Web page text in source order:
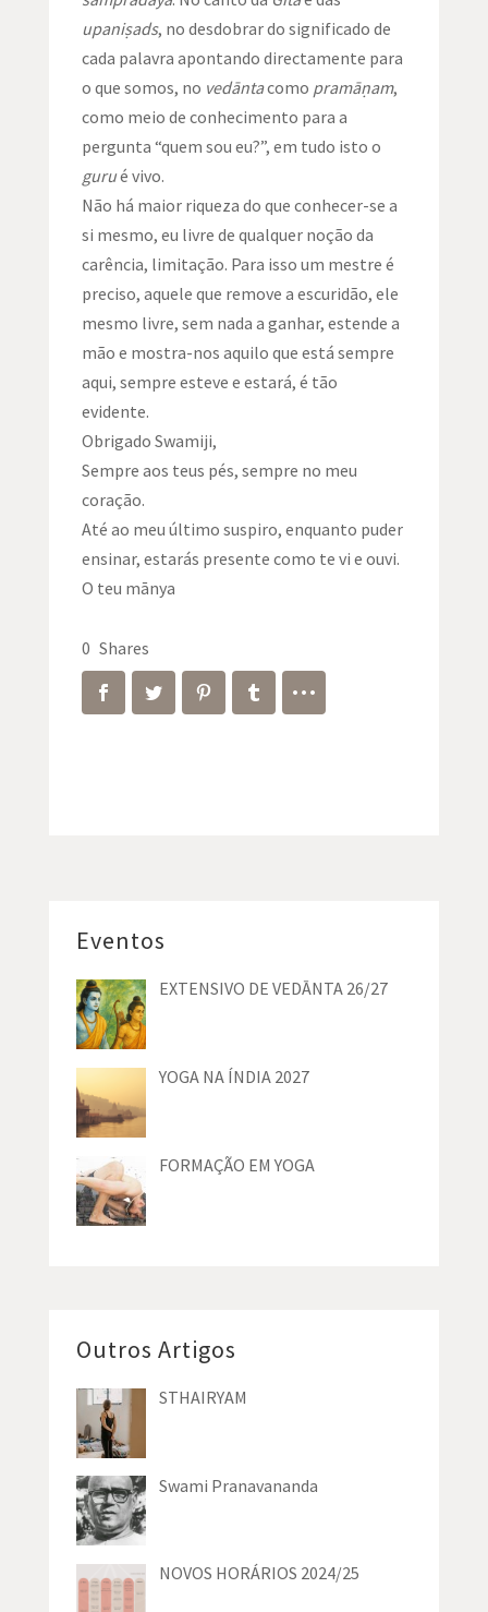
upaniṣads, no desdobrar do significado de
cada palavra apontando directamente para
o que somos, no vedāntacomo pramāṇam,
como meio de conhecimento para a
pergunta “quem sou eu?”, em tudo isto o
gurué vivo.
Não há maior riqueza do que conhecer-se a
si mesmo, eu livre de qualquer noção da
carência, limitação. Para isso um mestre é
preciso, aquele que remove a escuridão, ele
mesmo livre, sem nada a ganhar, estende a
mão e mostra-nos aquilo que está sempre
aqui, sempre esteve e estará, é tão
evidente.
Obrigado Swamiji,
Sempre aos teus pés, sempre no meu
coração.
Até ao meu último suspiro, enquanto puder
ensinar, estarás presente como te vi e ouvi.
O teu mānya
0 Shares
Eventos
EXTENSIVO DE VEDĀNTA 26/27
YOGA NA ÍNDIA 2027
FORMAÇÃO EM YOGA
Outros Artigos
STHAIRYAM
Swami Pranavananda
NOVOS HORÁRIOS 2024/25